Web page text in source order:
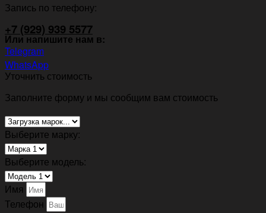
Запись по телефону:
+7 (929) 939 5577
Или напишите нам в:
Telegram
WhatsApp
Уточнить стоимость
Заполните форму и мы сообщим вам стоимость
Выберите марку:
Выберите модель:
Имя
Телефон